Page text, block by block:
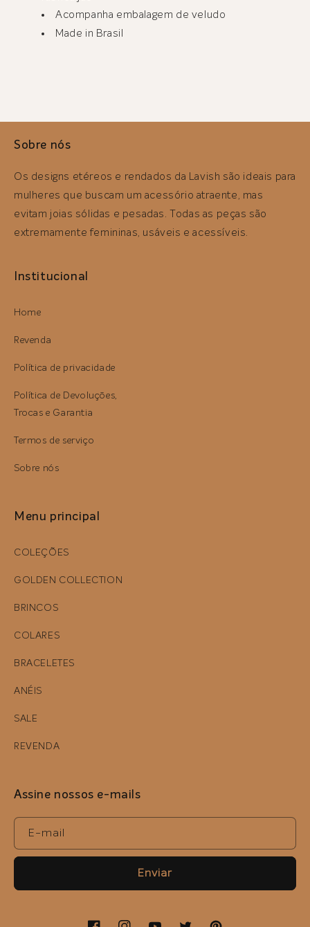
Acompanha embalagem de veludo
Made in Brasil
Sobre nós
Os designs etéreos e rendados da Lavish são ideais para
mulheres que buscam um acessório atraente, mas
evitam joias sólidas e pesadas. Todas as peças são
extremamente femininas, usáveis ​​e acessíveis.
Institucional
Home
Revenda
Política de privacidade
Política de Devoluções,
Trocas e Garantia
Termos de serviço
Sobre nós
Menu principal
COLEÇÕES
GOLDEN COLLECTION
BRINCOS
COLARES
BRACELETES
ANÉIS
SALE
REVENDA
Assine nossos e-mails
E-mail
Enviar